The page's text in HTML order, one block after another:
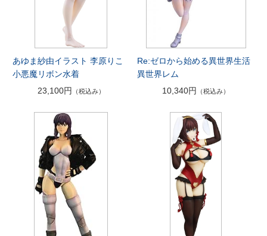
あゆま紗由イラスト 李原りこ
小悪魔リボン水着
23,100円
（税込み）
Re:ゼロから始める異世界生活
異世界レム
10,340円
（税込み）